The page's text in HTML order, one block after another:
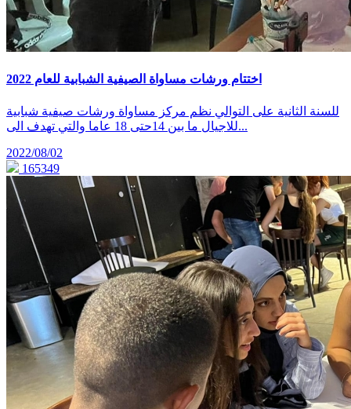
اختتام ورشات مساواة الصيفية الشبابية للعام 2022
للسنة الثانية على التوالي نظم مركز مساواة ورشات صيفية شبابية
للاجيال ما بين 14حتى 18 عاما والتي تهدف الى...
2022/08/02
165349